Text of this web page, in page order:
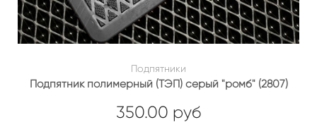
Подпятники
Подпятник полимерный (ТЭП) серый "ромб" (2807)
350.00 руб